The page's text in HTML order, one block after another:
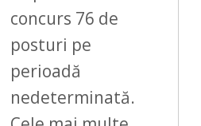
concurs 76 de
posturi pe
perioadă
nedeterminată.